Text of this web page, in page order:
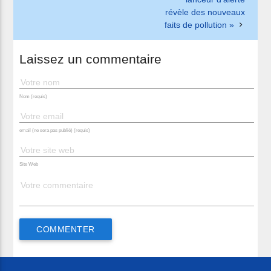
révèle des nouveaux
faits de pollution »
Laissez un commentaire
Nom (requis)
email (ne sera pas publié) (requis)
Site Web